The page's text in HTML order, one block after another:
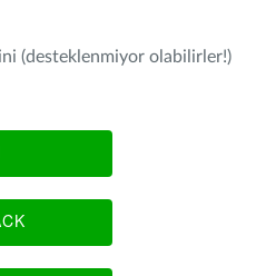
(desteklenmiyor olabilirler!)